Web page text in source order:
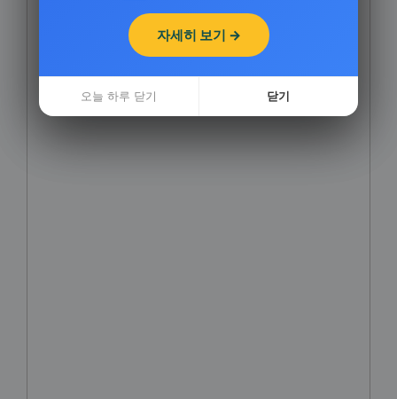
자세히 보기 →
오늘 하루 닫기 닫기
자세히 보기 →
오늘 하루 닫기 닫기